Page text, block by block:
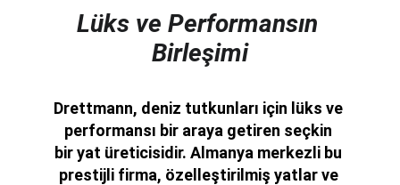
Lüks ve Performansın
Birleşimi
Drettmann, deniz tutkunları için lüks ve
performansı bir araya getiren seçkin
bir yat üreticisidir. Almanya merkezli bu
prestijli firma, özelleştirilmiş yatlar ve